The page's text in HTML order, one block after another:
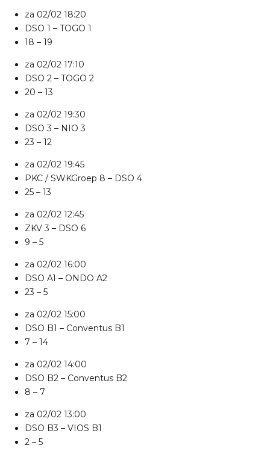
za 02/02 18:20
DSO 1 – TOGO 1
18 – 19
za 02/02 17:10
DSO 2 – TOGO 2
20 – 13
za 02/02 19:30
DSO 3 – NIO 3
23 – 12
za 02/02 19:45
PKC / SWKGroep 8 – DSO 4
25 – 13
za 02/02 12:45
ZKV 3 – DSO 6
9 – 5
za 02/02 16:00
DSO A1 – ONDO A2
23 – 5
za 02/02 15:00
DSO B1 – Conventus B1
7 – 14
za 02/02 14:00
DSO B2 – Conventus B2
8 – 7
za 02/02 13:00
DSO B3 – VIOS B1
2 – 5